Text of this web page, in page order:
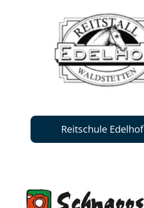
Reitschule Edelhof